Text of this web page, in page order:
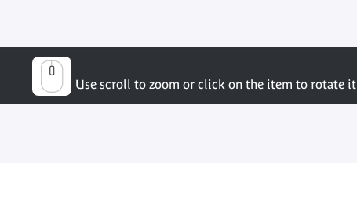
Use scroll to zoom or click on the item to rotate it